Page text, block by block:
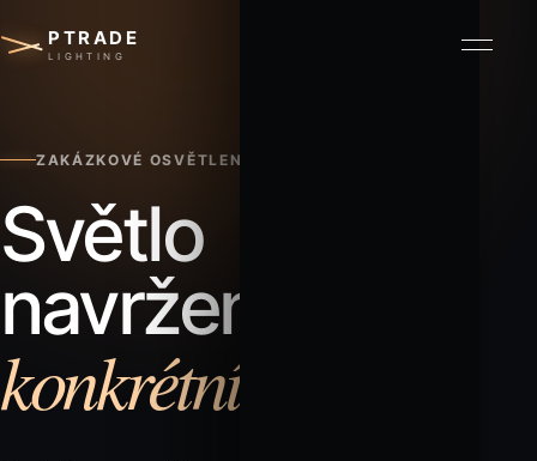
PTRADE
LIGHTING
ZAKÁZKOVÉ OSVĚTLENÍ BEZ KOMPROMISŮ
Světlo
navržené pro
konkrétní prostor.